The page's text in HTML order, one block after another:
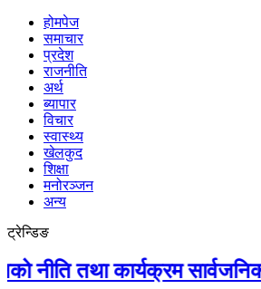
होमपेज
समाचार
प्रदेश
राजनीति
अर्थ
ब्यापार
विचार
स्वास्थ्य
खेलकुद
शिक्षा
मनोरञ्जन
अन्य
ट्रेन्डिङ
तथा कार्यक्रम सार्वजनिक,